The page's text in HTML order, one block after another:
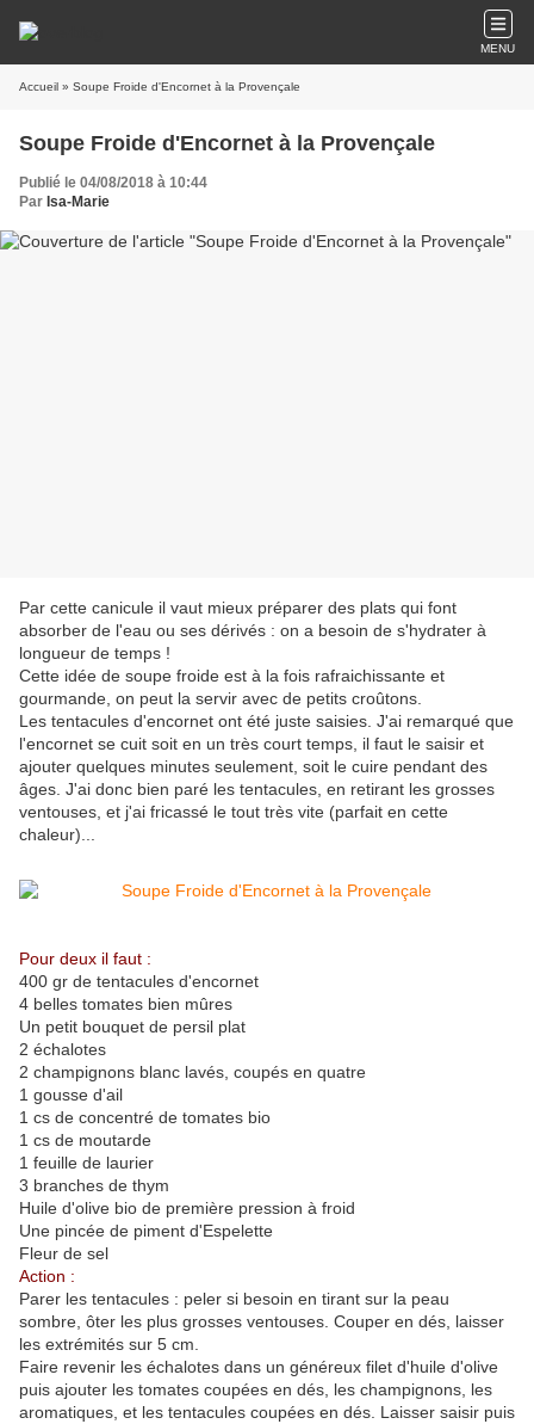
MENU
Accueil » Soupe Froide d'Encornet à la Provençale
Soupe Froide d'Encornet à la Provençale
Publié le 04/08/2018 à 10:44
Par Isa-Marie
Par cette canicule il vaut mieux préparer des plats qui font
absorber de l'eau ou ses dérivés : on a besoin de s'hydrater à
longueur de temps !
Cette idée de soupe froide est à la fois rafraichissante et
gourmande, on peut la servir avec de petits croûtons.
Les tentacules d'encornet ont été juste saisies. J'ai remarqué que
l'encornet se cuit soit en un très court temps, il faut le saisir et
ajouter quelques minutes seulement, soit le cuire pendant des
âges. J'ai donc bien paré les tentacules, en retirant les grosses
ventouses, et j'ai fricassé le tout très vite (parfait en cette
chaleur)...
Pour deux il faut :
400 gr de tentacules d'encornet
4 belles tomates bien mûres
Un petit bouquet de persil plat
2 échalotes
2 champignons blanc lavés, coupés en quatre
1 gousse d'ail
1 cs de concentré de tomates bio
1 cs de moutarde
1 feuille de laurier
3 branches de thym
Huile d'olive bio de première pression à froid
Une pincée de piment d'Espelette
Fleur de sel
Action :
Parer les tentacules : peler si besoin en tirant sur la peau
sombre, ôter les plus grosses ventouses. Couper en dés, laisser
les extrémités sur 5 cm.
Faire revenir les échalotes dans un généreux filet d'huile d'olive
puis ajouter les tomates coupées en dés, les champignons, les
aromatiques, et les tentacules coupées en dés. Laisser saisir puis